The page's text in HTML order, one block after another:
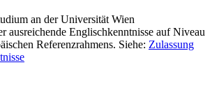
an der Universität Wien
ausreichende Englischkenntnisse auf Niveau
Referenzrahmens. Siehe: Zulassung